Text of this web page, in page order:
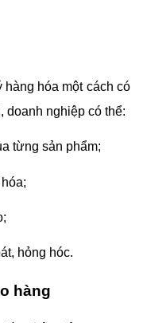
hàng hóa một cách có
doanh nghiệp có thể:
từng sản phẩm;
hỏng hóc.
hàng